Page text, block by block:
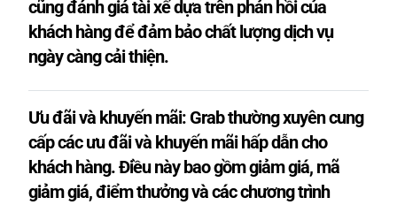
cũng đánh giá tài xế dựa trên phản hồi của
khách hàng để đảm bảo chất lượng dịch vụ
ngày càng cải thiện.
Ưu đãi và khuyến mãi: Grab thường xuyên cung
cấp các ưu đãi và khuyến mãi hấp dẫn cho
khách hàng. Điều này bao gồm giảm giá, mã
giảm giá, điểm thưởng và các chương trình